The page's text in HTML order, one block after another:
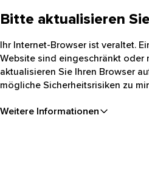
Bitte aktualisieren
Ihr Internet-Browser ist veraltet.
Website sind eingeschränkt oder
aktualisieren Sie Ihren Browser
mögliche Sicherheitsrisiken zu
Weitere Informationen